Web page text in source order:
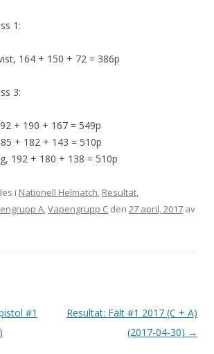
1:
164 + 150 + 72 = 386p
3:
+ 190 + 167 = 549p
+ 182 + 143 = 510p
192 + 180 + 138 = 510p
i Nationell Helmatch, Resultat,
A,Vapengrupp C den 27 april, 2017 av
#1
Resultat: Fält #1 2017 (C + A)
(2017-04-30) →